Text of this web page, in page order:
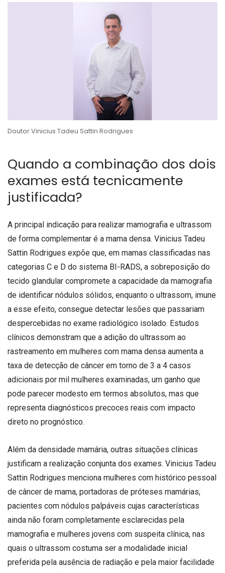
Doutor Vinicius Tadeu Sattin Rodrigues
Quando a combinação dos dois
exames está tecnicamente
justificada?
A principal indicação para realizar mamografia e ultrassom
de forma complementar é a mama densa. Vinicius Tadeu
Sattin Rodrigues expõe que, em mamas classificadas nas
categorias C e D do sistema BI-RADS, a sobreposição do
tecido glandular compromete a capacidade da mamografia
de identificar nódulos sólidos, enquanto o ultrassom, imune
a esse efeito, consegue detectar lesões que passariam
despercebidas no exame radiológico isolado. Estudos
clínicos demonstram que a adição do ultrassom ao
rastreamento em mulheres com mama densa aumenta a
taxa de detecção de câncer em torno de 3 a 4 casos
adicionais por mil mulheres examinadas, um ganho que
pode parecer modesto em termos absolutos, mas que
representa diagnósticos precoces reais com impacto
direto no prognóstico.
Além da densidade mamária, outras situações clínicas
justificam a realização conjunta dos exames. Vinicius Tadeu
Sattin Rodrigues menciona mulheres com histórico pessoal
de câncer de mama, portadoras de próteses mamárias,
pacientes com nódulos palpáveis cujas características
ainda não foram completamente esclarecidas pela
mamografia e mulheres jovens com suspeita clínica, nas
quais o ultrassom costuma ser a modalidade inicial
preferida pela ausência de radiação e pela maior facilidade